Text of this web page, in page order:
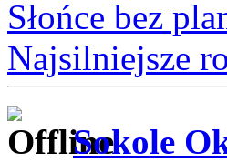
Słońce bez
Najsilniejsze
Sokole